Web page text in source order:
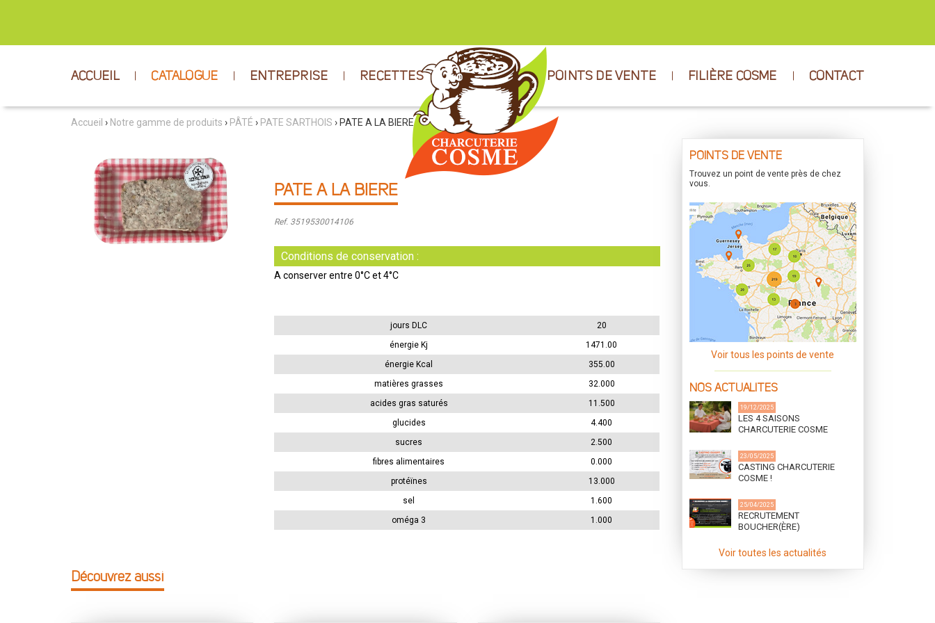
ACCUEIL CATALOGUE ENTREPRISE RECETTES POINTS DE VENTE FILIÈRE COSME CONTACT
Accueil › Notre gamme de produits › PÂTÉ › PATE SARTHOIS › PATE A LA BIERE
PATE A LA BIERE
Ref. 3519530014106
Conditions de conservation :
A conserver entre 0°C et 4°C
jours DLC
20
énergie Kj
1471.00
énergie Kcal
355.00
matières grasses
32.000
acides gras saturés
11.500
glucides
4.400
sucres
2.500
fibres alimentaires
0.000
protéïnes
13.000
sel
1.600
oméga 3
1.000
Découvrez aussi
POINTS DE VENTE
Trouvez un point de vente près de chez
vous.
Voir tous les points de vente
NOS ACTUALITES
19/12/2025
LES 4 SAISONS
CHARCUTERIE COSME
23/05/2025
CASTING CHARCUTERIE
COSME !
25/04/2025
RECRUTEMENT
BOUCHER(ÈRE)
CUISINIER(ÈRE)
Voir toutes les actualités